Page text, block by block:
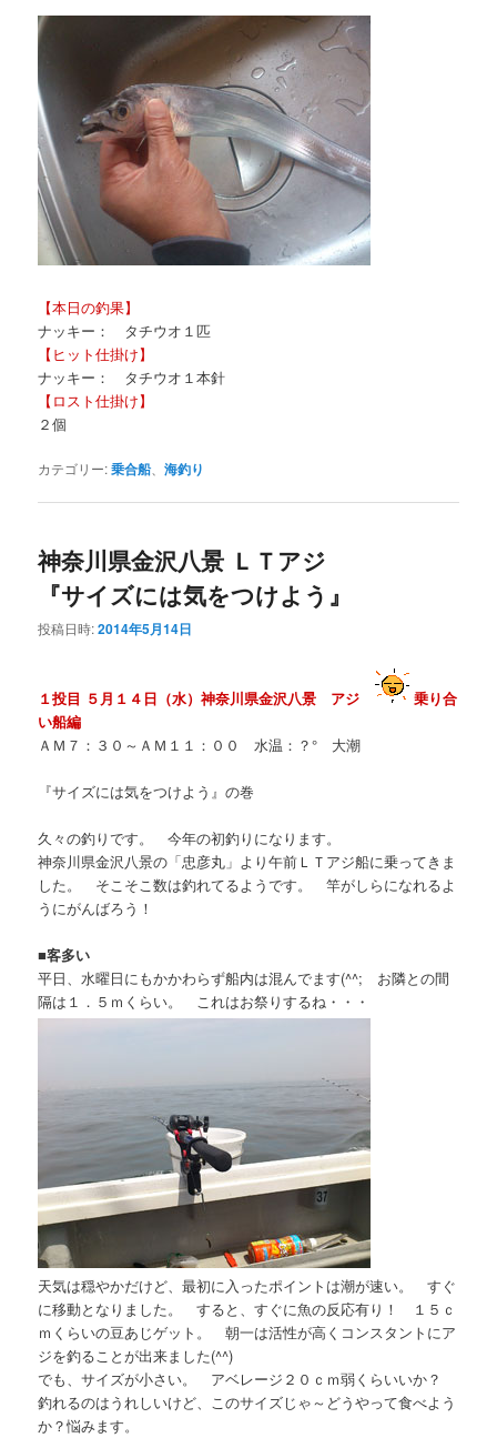
【本日の釣果】
ナッキー： タチウオ１匹
【ヒット仕掛け】
ナッキー： タチウオ１本針
【ロスト仕掛け】
２個
カテゴリー:乗合船、海釣り
神奈川県金沢八景 ＬＴアジ
『サイズには気をつけよう』
投稿日時:2014年5月14日
１投目 ５月１４日（水）神奈川県金沢八景 アジ
乗り合
い船編
ＡＭ７：３０～ＡＭ１１：００ 水温：？° 大潮
『サイズには気をつけよう』の巻
久々の釣りです。 今年の初釣りになります。
神奈川県金沢八景の「忠彦丸」より午前ＬＴアジ船に乗ってきま
した。 そこそこ数は釣れてるようです。 竿がしらになれるよ
うにがんばろう！
■客多い
平日、水曜日にもかかわらず船内は混んでます(^^; お隣との間
隔は１．５ｍくらい。 これはお祭りするね・・・
天気は穏やかだけど、最初に入ったポイントは潮が速い。 すぐ
に移動となりました。 すると、すぐに魚の反応有り！ １５ｃ
ｍくらいの豆あじゲット。 朝一は活性が高くコンスタントにア
ジを釣ることが出来ました(^^)
でも、サイズが小さい。 アベレージ２０ｃｍ弱くらいいか？
釣れるのはうれしいけど、このサイズじゃ～どうやって食べよう
か？悩みます。